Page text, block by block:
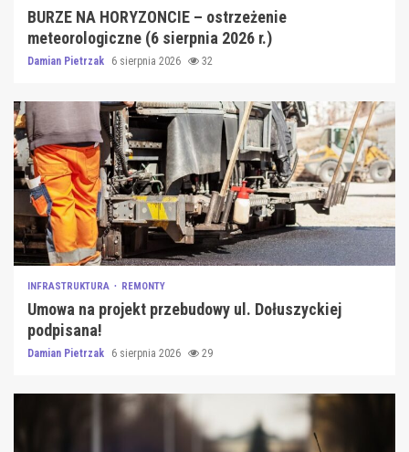
BURZE NA HORYZONCIE – ostrzeżenie
meteorologiczne (6 sierpnia 2026 r.)
Damian Pietrzak 6 sierpnia 2026 32
INFRASTRUKTURA REMONTY
Umowa na projekt przebudowy ul. Dołuszyckiej
podpisana!
Damian Pietrzak 6 sierpnia 2026 29